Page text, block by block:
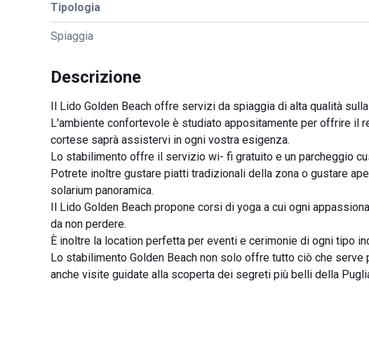
Tipologia
Spiaggia
Descrizione
Il Lido Golden Beach offre servizi da spiaggia di alta qualità
L'ambiente confortevole è studiato appositamente per offrire il
cortese saprà assistervi in ogni vostra esigenza.
Lo stabilimento offre il servizio wi- fi gratuito e un parcheggio
Potrete inoltre gustare piatti tradizionali della zona o gustare
solarium panoramica.
Il Lido Golden Beach propone corsi di yoga a cui ogni
da non perdere.
È inoltre la location perfetta per eventi e cerimonie di ogni tipo
Lo stabilimento Golden Beach non solo offre tutto ciò che
anche visite guidate alla scoperta dei segreti più belli della